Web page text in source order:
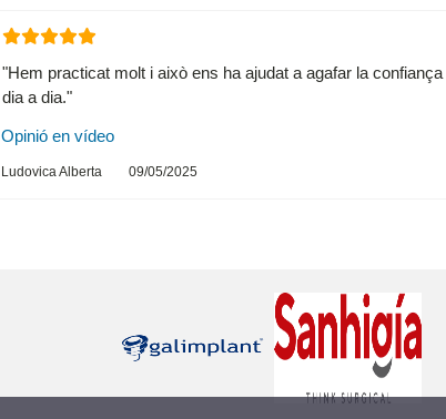
"Hem practicat molt i això ens ha ajudat a agafar la
dia a dia."
Opinió en vídeo
Ludovica Alberta 09/05/2025